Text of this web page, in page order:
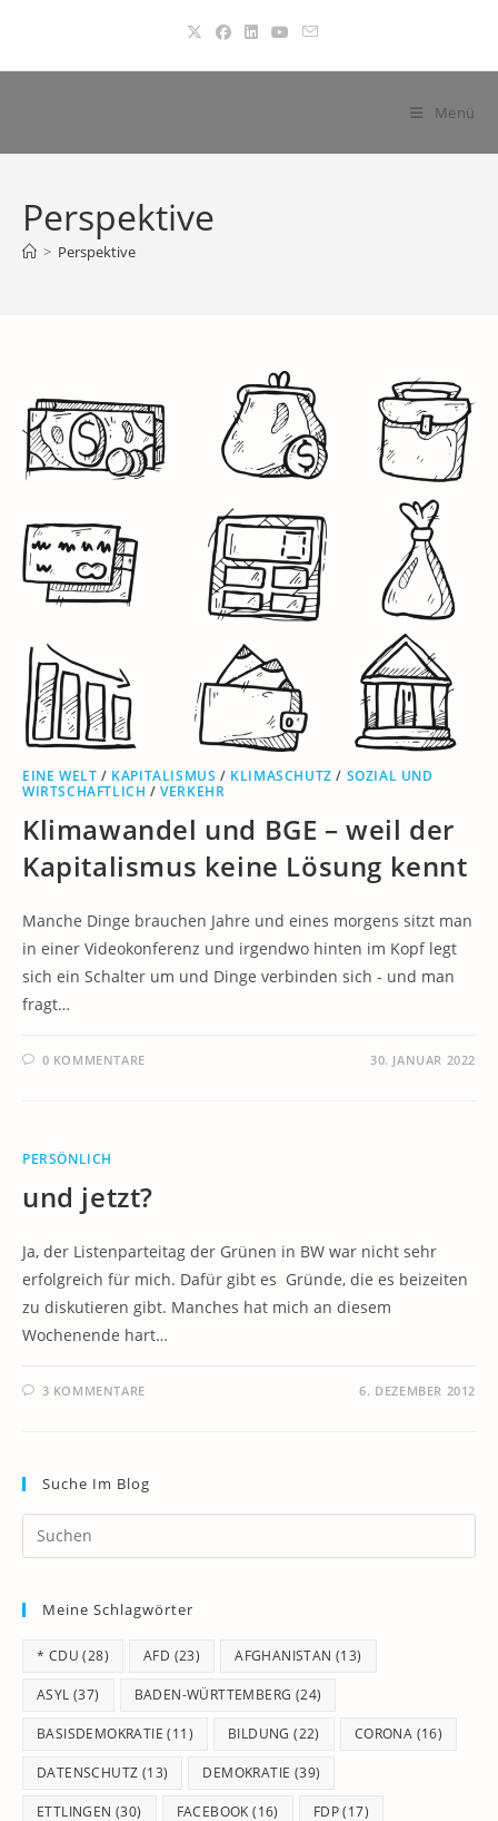
springen
Menü
Perspektive
> Perspektive
EINE WELT / KAPITALISMUS / KLIMASCHUTZ / SOZIAL UND
WIRTSCHAFTLICH /VERKEHR
Klimawandel und BGE – weil der
Kapitalismus keine Lösung kennt
Manche Dinge brauchen Jahre und eines morgens sitzt man
in einer Videokonferenz und irgendwo hinten im Kopf legt
sich ein Schalter um und Dinge verbinden sich - und man
fragt…
0 KOMMENTARE 30. JANUAR 2022
PERSÖNLICH
und jetzt?
Ja, der Listenparteitag der Grünen in BW war nicht sehr
erfolgreich für mich. Dafür gibt es Gründe, die es beizeiten
zu diskutieren gibt. Manches hat mich an diesem
Wochenende hart…
3 KOMMENTARE 6. DEZEMBER 2012
Suche Im Blog
Meine Schlagwörter
* CDU (28) AFD (23) AFGHANISTAN (13)
ASYL (37) BADEN-WÜRTTEMBERG (24)
BASISDEMOKRATIE (11) BILDUNG (22) CORONA (16)
DATENSCHUTZ (13) DEMOKRATIE (39)
ETTLINGEN (30) FACEBOOK (16) FDP(17)